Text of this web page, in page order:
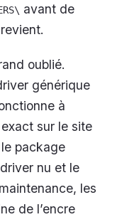
avant de
oublié.
générique
à
sur le site
package
nu et le
les
de l’encre